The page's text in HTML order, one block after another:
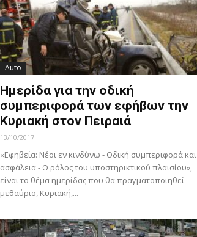
Auto
Ημερίδα για την οδική
συμπεριφορά των εφήβων την
Κυριακή στον Πειραιά
13/10/2017
«Εφηβεία: Νέοι εν κινδύνω - Οδική συμπεριφορά και
ασφάλεια - Ο ρόλος του υποστηρικτικού πλαισίου»,
είναι το θέμα ημερίδας που θα πραγματοποιηθεί
μεθαύριο, Κυριακή,...